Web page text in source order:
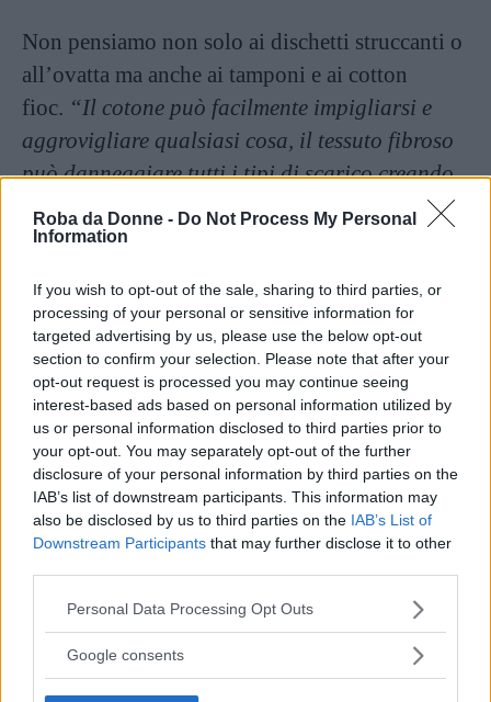
Roba da Donne - Do Not Process My Personal
Information
If you wish to opt-out of the sale, sharing to third parties, or
processing of your personal or sensitive information for
targeted advertising by us, please use the below opt-out
section to confirm your selection. Please note that after your
opt-out request is processed you may continue seeing
interest-based ads based on personal information utilized by
us or personal information disclosed to third parties prior to
your opt-out. You may separately opt-out of the further
disclosure of your personal information by third parties on the
IAB’s list of downstream participants. This information may
also be disclosed by us to third parties on the IAB’s List of
Downstream Participants that may further disclose it to other
Please note that this website/app uses one or more Google
not limited to your visit or usage behaviour. You may click to
use your data for below specified purposes in below Google
Personal Data Processing Opt Outs
Google consents
Non pensiamo non solo ai dischetti struccanti o
all’ovatta ma anche ai tamponi e ai cotton
fioc. “Il cotone può facilmente impigliarsi e
aggrovigliare qualsiasi cosa, il tessuto fibroso
può danneggiare tutti i tipi di scarico creando
masse pericolose quando attraversa la
tubazioni”, spiega Glenn Gallas, vice
Plumbing. L’alternativa ecologica agli
assorbenti interni è lacoppetta mestruale, ci
avete mai pensato?
5. Sostanze inquinanti